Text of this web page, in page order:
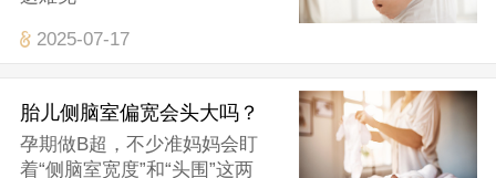
2025-07-17
胎儿侧脑室偏宽会头大吗？
孕期做B超，不少准妈妈会盯
着“侧脑室宽度”和“头围”这两